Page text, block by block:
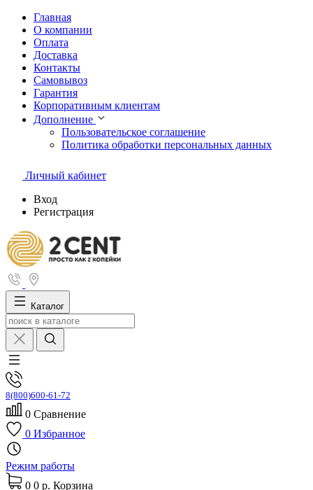
Главная
О компании
Оплата
Доставка
Контакты
Самовывоз
Гарантия
Корпоративным клиентам
Дополнение
Пользовательское соглашение
Политика обработки персональных данных
Личный кабинет
Вход
Регистрация
Каталог
8(800)600-61-72
0 Сравнение
0 Избранное
Режим работы
0 0 р. Корзина